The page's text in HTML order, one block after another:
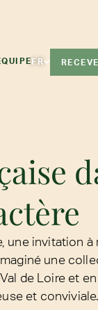
FR
une invitation à
une
de Loire et
et conviviale.